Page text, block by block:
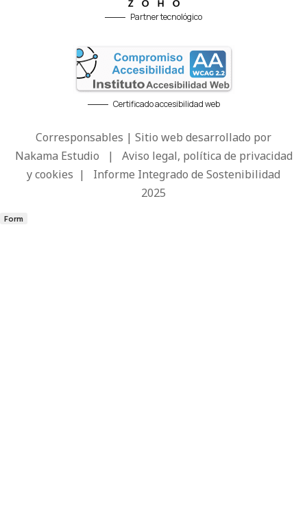
Partner tecnológico
Certificado accesibilidad web
Corresponsables | Sitio web desarrollado por
Nakama Estudio | Aviso legal, política de privacidad
y cookies | Informe Integrado de Sostenibilidad
2025
Form